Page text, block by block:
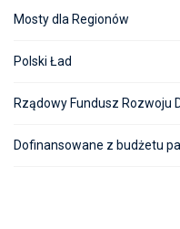
Mosty dla Regionów
Polski Ład
Rządowy Fundusz Rozwoju
Dofinansowane z budżetu